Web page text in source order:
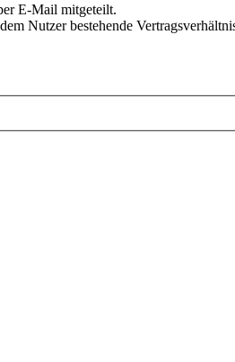
E-Mail mitgeteilt.
Nutzer bestehende